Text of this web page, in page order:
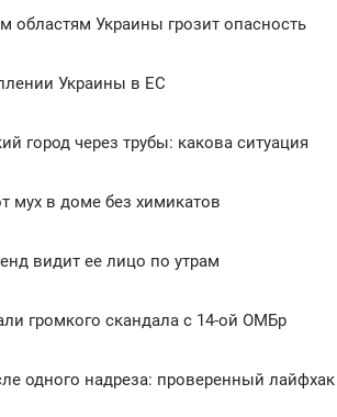
Украины грозит опасность
Украины в ЕС
город через трубы: какова ситуация
мух в доме без химикатов
видит ее лицо по утрам
громкого скандала с 14-ой ОМБр
одного надреза: проверенный лайфхак